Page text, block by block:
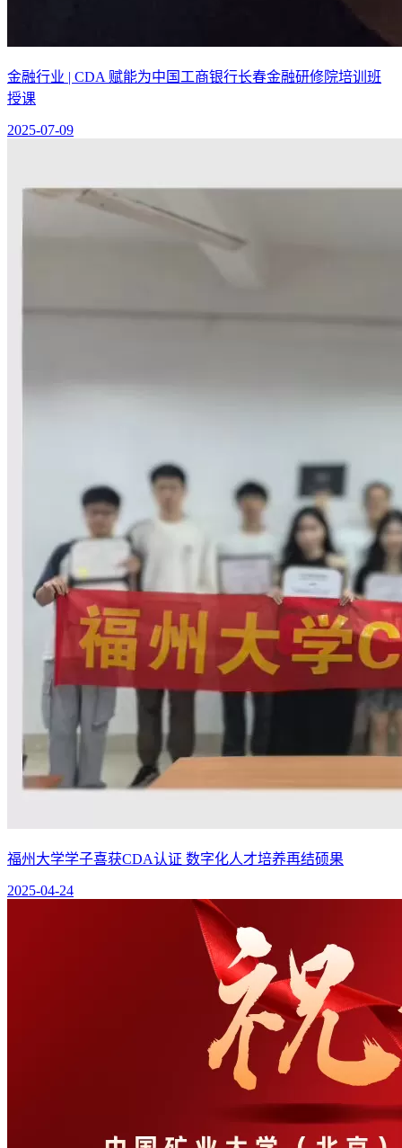
金融行业 | CDA 赋能为中国工商银行长春金融研修院培训班
授课
2025-07-09
福州大学学子喜获CDA认证 数字化人才培养再结硕果
2025-04-24